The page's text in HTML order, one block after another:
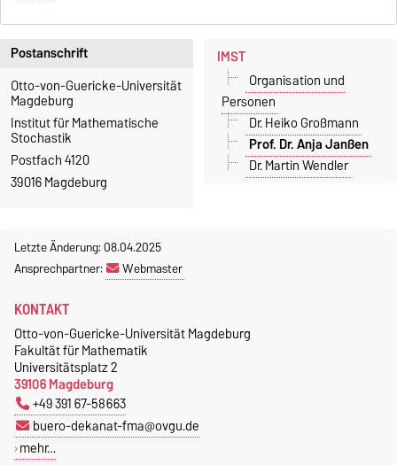
Postanschrift
Otto-von-Guericke-Universität
Magdeburg
Institut für Mathematische
Stochastik
Postfach 4120
39016 Magdeburg
IMST
Organisation und
Personen
Dr. Heiko Großmann
Prof. Dr. Anja Janßen
Dr. Martin Wendler
Letzte Änderung: 08.04.2025
Ansprechpartner:
Webmaster
KONTAKT
Otto-von-Guericke-Universität Magdeburg
Fakultät für Mathematik
Universitätsplatz 2
39106 Magdeburg
+49 391 67-58663
buero-dekanat-fma@ovgu.de
mehr…